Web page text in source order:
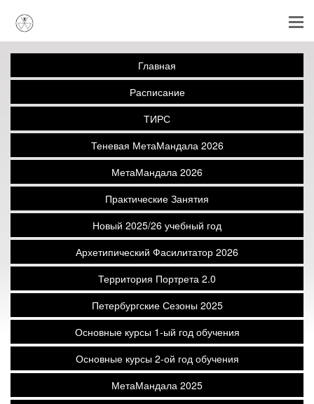
Главная
Расписание
ТИРС
Теневая МетаМандала 2026
МетаМандала 2026
Практические Занятия
Новый 2025/26 учебный год
Архетипический Фасилитатор 2026
Территория Портрета 2.0
Петербургские Сезоны 2025
Основные курсы 1-ый год обучения
Основные курсы 2-ой год обучения
МетаМандала 2025